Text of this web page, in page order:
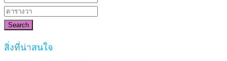
Search
สิ่งที่น่าสนใจ